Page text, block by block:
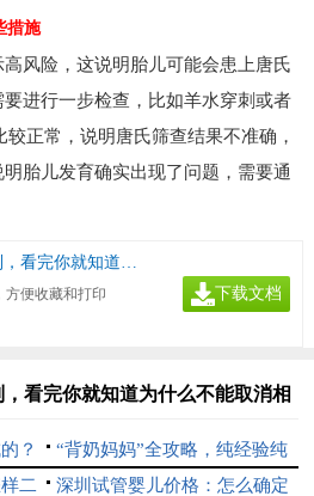
措施
风险，这说明胎儿可能会患上唐氏
进行一步检查，比如羊水穿刺或者
正常，说明唐氏筛查结果不准确，
胎儿发育确实出现了问题，需要通
《唐筛无创检查内容有区别，看完你就知道为什么不能取消》
方便收藏和打印
下载文档
看完你就知道为什么不能取消相
？
“背奶妈妈”全攻略，纯经验纯
干货，请收好
二
深圳试管婴儿价格：怎么确定